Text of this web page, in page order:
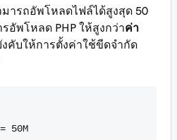
รถอัพโหลดไฟล์ได้สูงสุด 50
อัพโหลด PHP ให้สูงกว่าค่า
คับให้การตั้งค่าใช้ขีดจำกัด